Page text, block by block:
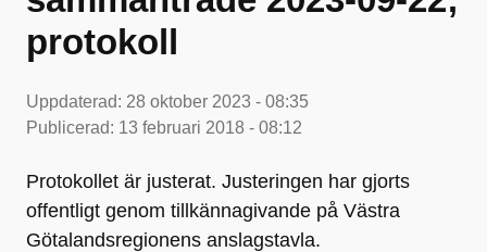
protokoll
Uppdaterad: 28 oktober 2023 - 08:35
Publicerad: 13 februari 2018 - 08:12
Protokollet är justerat. Justeringen har gjorts
offentligt genom tillkännagivande på Västra
Götalandsregionens anslagstavla.